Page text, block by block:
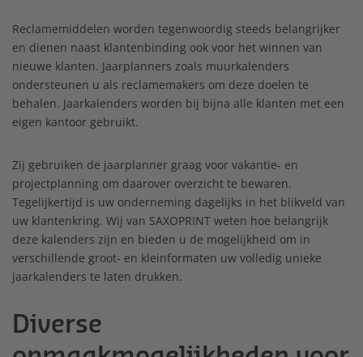
Reclamemiddelen worden tegenwoordig steeds belangrijker
en dienen naast klantenbinding ook voor het winnen van
nieuwe klanten. Jaarplanners zoals muurkalenders
ondersteunen u als reclamemakers om deze doelen te
behalen. Jaarkalenders worden bij bijna alle klanten met een
eigen kantoor gebruikt.
Zij gebruiken de jaarplanner graag voor vakantie- en
projectplanning om daarover overzicht te bewaren.
Tegelijkertijd is uw onderneming dagelijks in het blikveld van
uw klantenkring. Wij van SAXOPRINT weten hoe belangrijk
deze kalenders zijn en bieden u de mogelijkheid om in
verschillende groot- en kleinformaten uw volledig unieke
jaarkalenders te laten drukken.
Diverse